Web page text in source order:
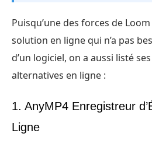
Puisqu’une des forces de
solution en ligne qui n’a pas
d’un logiciel, on a aussi listé
alternatives en ligne :
1. AnyMP4 Enregistreur
Ligne